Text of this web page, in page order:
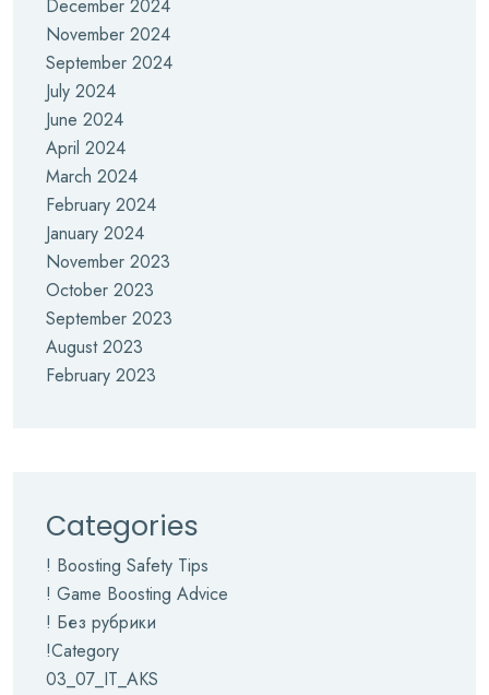
December 2024
November 2024
September 2024
July 2024
June 2024
April 2024
March 2024
February 2024
January 2024
November 2023
October 2023
September 2023
August 2023
February 2023
Categories
! Boosting Safety Tips
! Game Boosting Advice
! Без рубрики
!Category
03_07_IT_AKS